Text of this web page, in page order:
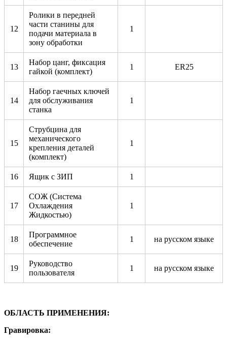
12
Ролики в передней
части станины для
подачи материала в
зону обработки
1
13
Набор цанг, фиксация
гайкой (комплект)
1 ER25
14
Набор гаечных ключей
для обслуживания
станка
1
15
Струбцина для
механического
крепления деталей
(комплект)
1
16 Ящик с ЗИП 1
17
СОЖ (Система
Охлаждения
Жидкостью)
1
18
Программное
обеспечение
1 на русском языке
19
Руководство
пользователя
1 на русском языке
ОБЛАСТЬ ПРИМЕНЕНИЯ:
Гравировка: